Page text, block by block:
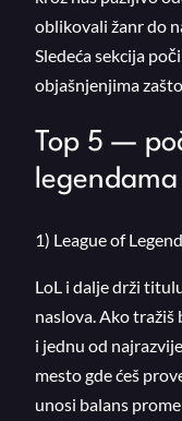
oblikovali žanr do
Sledeća sekcija
objašnjenjima
Top 5 —
legendama
1) League of
LoL i dalje drži
naslova. Ako
i jednu od
mesto gde ćeš
unosi balans